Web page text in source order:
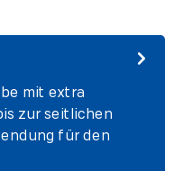
mit extra
zur seitlichen
für den